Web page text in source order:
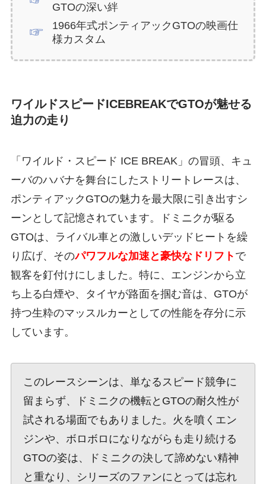
GTOの深い絆
1966年式ポンティアックGTOの映画仕
様カスタム
ワイルドスピードICEBREAKでGTOが魅せる
迫力の走り
「ワイルド・スピード ICE BREAK」の冒頭、キュ
ーバのハバナを舞台にしたストリートレースは、
ポンティアックGTOの魅力を最大限に引き出すシ
ーンとして記憶されています。ドミニクが駆る
GTOは、ライバル車との激しいデッドヒートを繰
り広げ、そのパワフルな加速と豪快なドリフト で
観客を釘付けにしました。特に、エンジンから立
ち上る白煙や、タイヤが路面を掴む音は、GTOが
持つ生粋のマッスルカーとしての性能を存分に示
しています。
このレースシーンは、単なるスピード競争に
留まらず、ドミニクの機転とGTOの耐久性が
試される場面でもありました。火を噴くエン
ジンや、ボロボロになりながらも走り続ける
GTOの姿は、ドミニクの決して諦めない精神
と重なり、シリーズのファンにとっては忘れ